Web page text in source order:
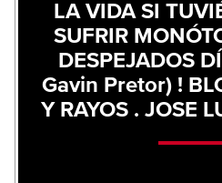
LA VIDA SI
SUFRIR
DESPEJADOS
Gavin Pretor) !
Y RAYOS . JOSE